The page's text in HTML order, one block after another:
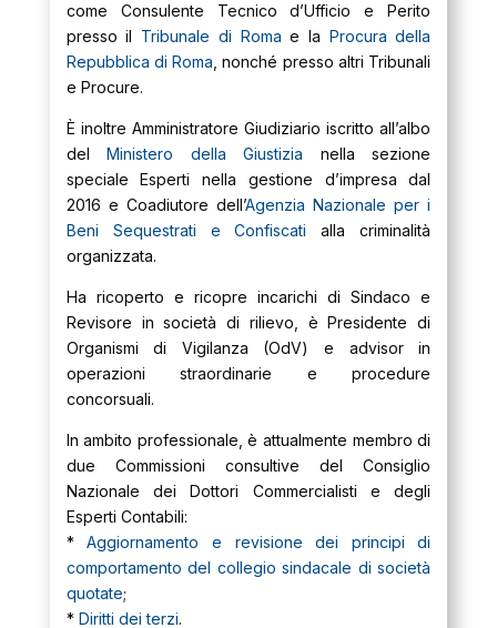
come Consulente Tecnico d’Ufficio e Perito
presso il Tribunale di Roma e la Procura della
Repubblica di Roma , nonché presso altri Tribunali
e Procure.
È inoltre Amministratore Giudiziario iscritto all’albo
delMinistero della Giustizia nella sezione
speciale Esperti nella gestione d’impresa dal
2016 e Coadiutore dell’Agenzia Nazionale per i
Beni Sequestrati e Confiscati alla criminalità
organizzata.
Ha ricoperto e ricopre incarichi di Sindaco e
Revisore in società di rilievo, è Presidente di
Organismi di Vigilanza (OdV) e advisor in
operazioni straordinarie e procedure
concorsuali.
In ambito professionale, è attualmente membro di
due Commissioni consultive del Consiglio
Nazionale dei Dottori Commercialisti e degli
Esperti Contabili:
*Aggiornamento e revisione dei principi di
comportamento del collegio sindacale di società
quotate;
* Diritti dei terzi.